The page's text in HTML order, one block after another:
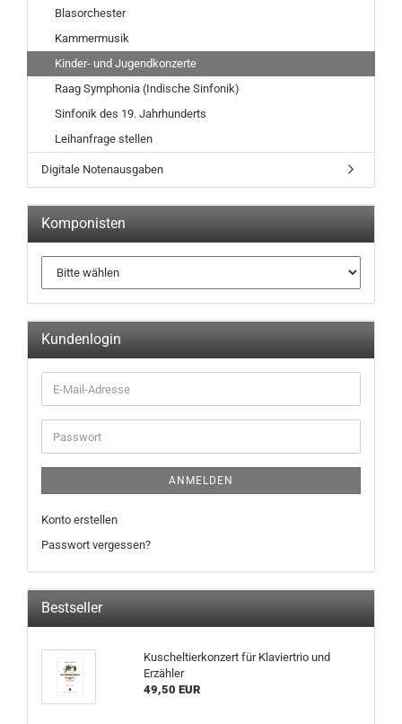
Blasorchester
Kammermusik
Kinder- und Jugendkonzerte
Raag Symphonia (Indische Sinfonik)
Sinfonik des 19. Jahrhunderts
Leihanfrage stellen
Digitale Notenausgaben
Komponisten
Kundenlogin
ANMELDEN
Konto erstellen
Passwort vergessen?
Bestseller
Kuscheltierkonzert für Klaviertrio und
Erzähler
49,50 EUR